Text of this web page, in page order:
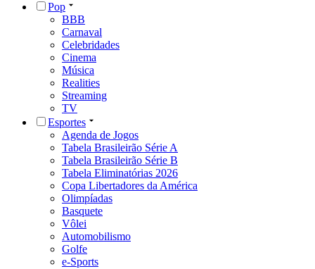
Pop
BBB
Carnaval
Celebridades
Cinema
Música
Realities
Streaming
TV
Esportes
Agenda de Jogos
Tabela Brasileirão Série A
Tabela Brasileirão Série B
Tabela Eliminatórias 2026
Copa Libertadores da América
Olimpíadas
Basquete
Vôlei
Automobilismo
Golfe
e-Sports